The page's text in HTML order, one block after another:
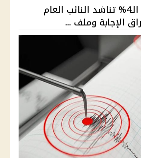
أسرة ريم طالبة الـ4% تناشد النائب العام
الإجابة وملف ...